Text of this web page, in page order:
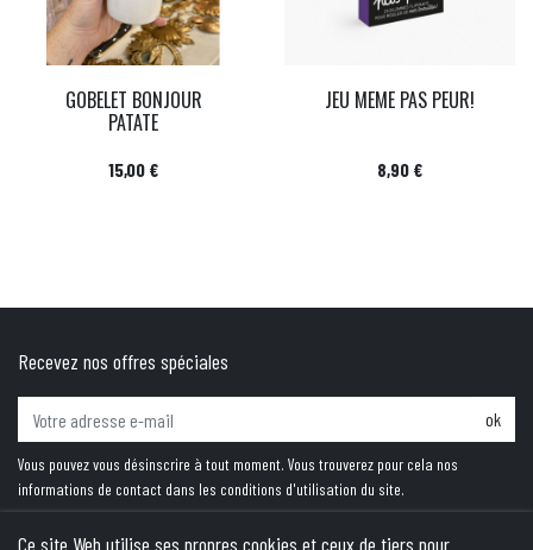
GOBELET BONJOUR
PATATE
Prix
15,00 €
JEU MEME PAS PEUR!
Prix
8,90 €
Recevez nos offres spéciales
ok
Vous pouvez vous désinscrire à tout moment. Vous trouverez pour cela nos
informations de contact dans les conditions d'utilisation du site.
Ce site Web utilise ses propres cookies et ceux de tiers pour